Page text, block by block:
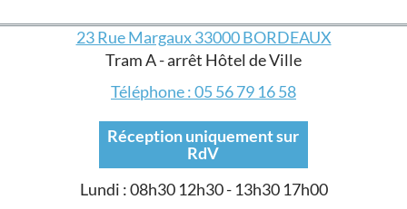
23 Rue Margaux 33000 BORDEAUX
Tram A - arrêt Hôtel de Ville
Téléphone : 05 56 79 16 58
Réception uniquement sur
RdV
Lundi : 08h30 12h30 - 13h30 17h00